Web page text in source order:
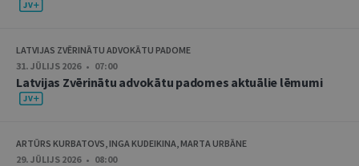
LATVIJAS ZVĒRINĀTU ADVOKĀTU PADOME
31. JŪLIJS 2026 • 07:00
Latvijas Zvērinātu advokātu padomes aktuālie lēmumi
ARTŪRS KURBATOVS, INGA KUDEIKINA, MARTA URBĀNE
29. JŪLIJS 2026 • 08:00